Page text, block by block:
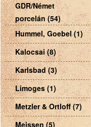
GDR/Német
porcelán (54)
Hummel, Goebel (1)
Kalocsai (8)
Karlsbad (3)
Limoges (1)
Metzler & Ortloff (7)
Meissen (5)